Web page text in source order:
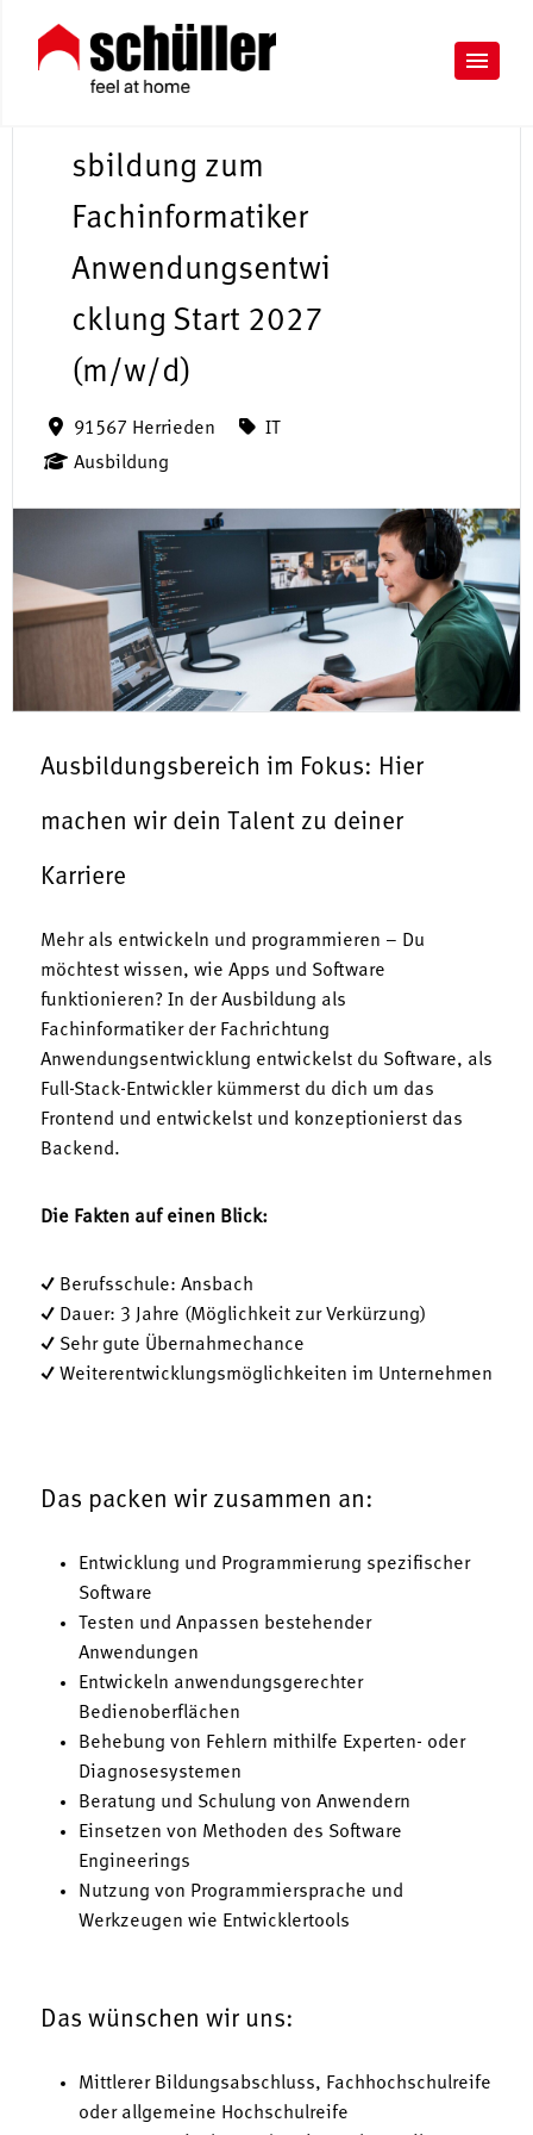
sbildung zum
Fachinformatiker
Anwendungsentwi
cklung Start 2027
(m/w/d)
91567 Herrieden
Ausbildung
IT
Ausbildungsbereich im Fokus: Hier
machen wir dein Talent zu deiner
Karriere
Mehr als entwickeln und programmieren – Du
möchtest wissen, wie Apps und Software
funktionieren? In der Ausbildung als
Fachinformatiker der Fachrichtung
Anwendungsentwicklung entwickelst du Software, als
Full-Stack-Entwickler kümmerst du dich um das
Frontend und entwickelst und konzeptionierst das
Backend.
Die Fakten auf einen Blick:
✓ Berufsschule: Ansbach
✓ Dauer: 3 Jahre (Möglichkeit zur Verkürzung)
✓ Sehr gute Übernahmechance
✓ Weiterentwicklungsmöglichkeiten im Unternehmen
Das packen wir zusammen an:
Entwicklung und Programmierung spezifischer
Software
Testen und Anpassen bestehender
Anwendungen
Entwickeln anwendungsgerechter
Bedienoberflächen
Behebung von Fehlern mithilfe Experten- oder
Diagnosesystemen
Beratung und Schulung von Anwendern
Einsetzen von Methoden des Software
Engineerings
Nutzung von Programmiersprache und
Werkzeugen wie Entwicklertools
Das wünschen wir uns:
Mittlerer Bildungsabschluss, Fachhochschulreife
oder allgemeine Hochschulreife